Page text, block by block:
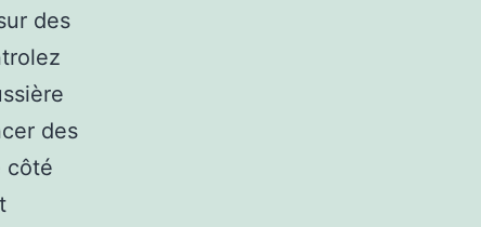
des
des
côté